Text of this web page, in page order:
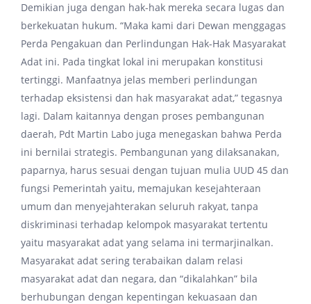
Demikian juga dengan hak-hak mereka secara lugas dan
berkekuatan hukum. “Maka kami dari Dewan menggagas
Perda Pengakuan dan Perlindungan Hak-Hak Masyarakat
Adat ini. Pada tingkat lokal ini merupakan konstitusi
tertinggi. Manfaatnya jelas memberi perlindungan
terhadap eksistensi dan hak masyarakat adat,” tegasnya
lagi. Dalam kaitannya dengan proses pembangunan
daerah, Pdt Martin Labo juga menegaskan bahwa Perda
ini bernilai strategis. Pembangunan yang dilaksanakan,
paparnya, harus sesuai dengan tujuan mulia UUD 45 dan
fungsi Pemerintah yaitu, memajukan kesejahteraan
umum dan menyejahterakan seluruh rakyat, tanpa
diskriminasi terhadap kelompok masyarakat tertentu
yaitu masyarakat adat yang selama ini termarjinalkan.
Masyarakat adat sering terabaikan dalam relasi
masyarakat adat dan negara, dan “dikalahkan” bila
berhubungan dengan kepentingan kekuasaan dan